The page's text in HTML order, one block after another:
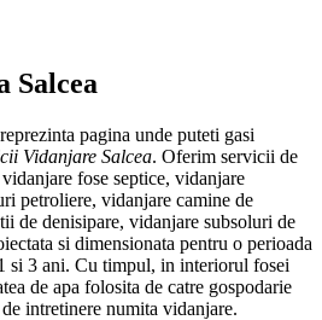
Salcea
reprezinta pagina unde puteti gasi
Vidanjare Salcea. Oferim servicii de
fose septice, vidanjare
petroliere, vidanjare camine de
de denisipare, vidanjare subsoluri de
si dimensionata pentru o perioada
si 3 ani. Cu timpul, in interiorul fosei
de apa folosita de catre gospodarie
intretinere numita vidanjare.